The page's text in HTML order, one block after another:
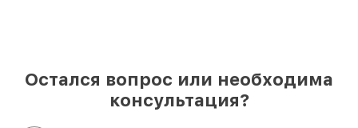
Остался вопрос или необходима
консультация?